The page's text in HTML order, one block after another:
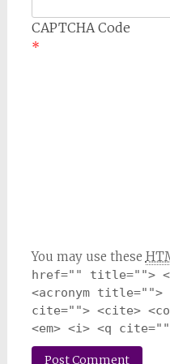
CAPTCHA Code
*
You may use these
href="" title="">
<acronym title="">
cite=""> <cite>
<em> <i> <q